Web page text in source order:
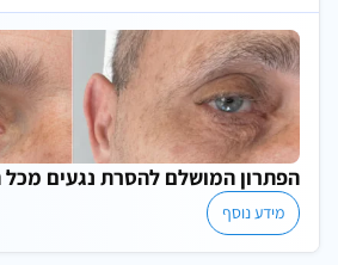
הפתרון המושלם להסרת נגעים מכל
מידע נוסף